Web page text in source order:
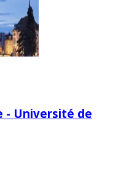
- Université de